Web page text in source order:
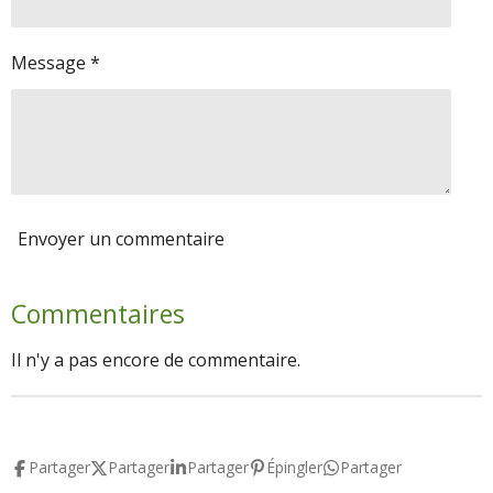
Message *
Envoyer un commentaire
Commentaires
Il n'y a pas encore de commentaire.
Partager Partager Partager Épingler Partager